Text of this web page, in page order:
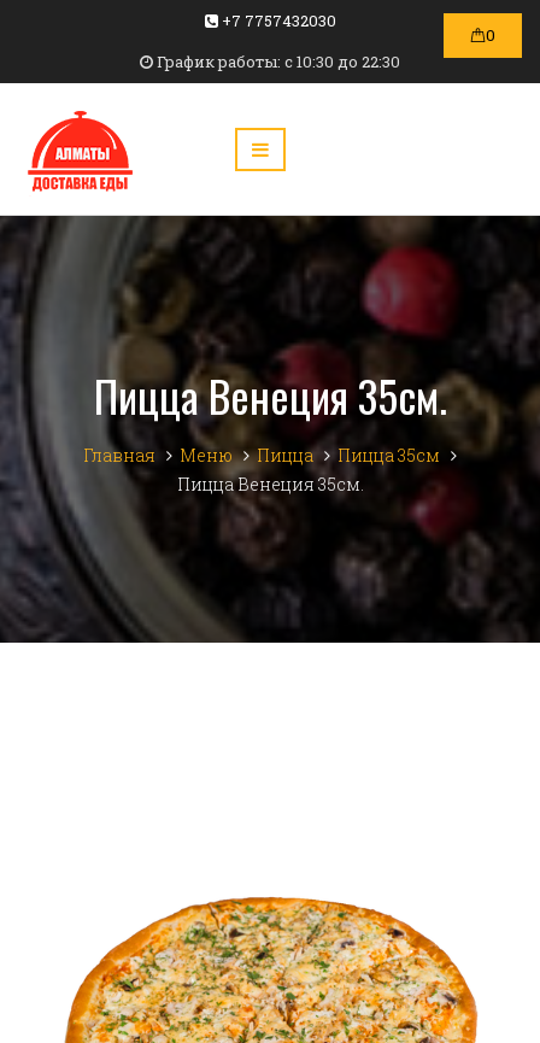
+7 7757432030
График работы: c 10:30 до 22:30
0
Пицца Венеция 35см.
Главная Меню Пицца
Пицца 35см
Пицца Венеция 35см.